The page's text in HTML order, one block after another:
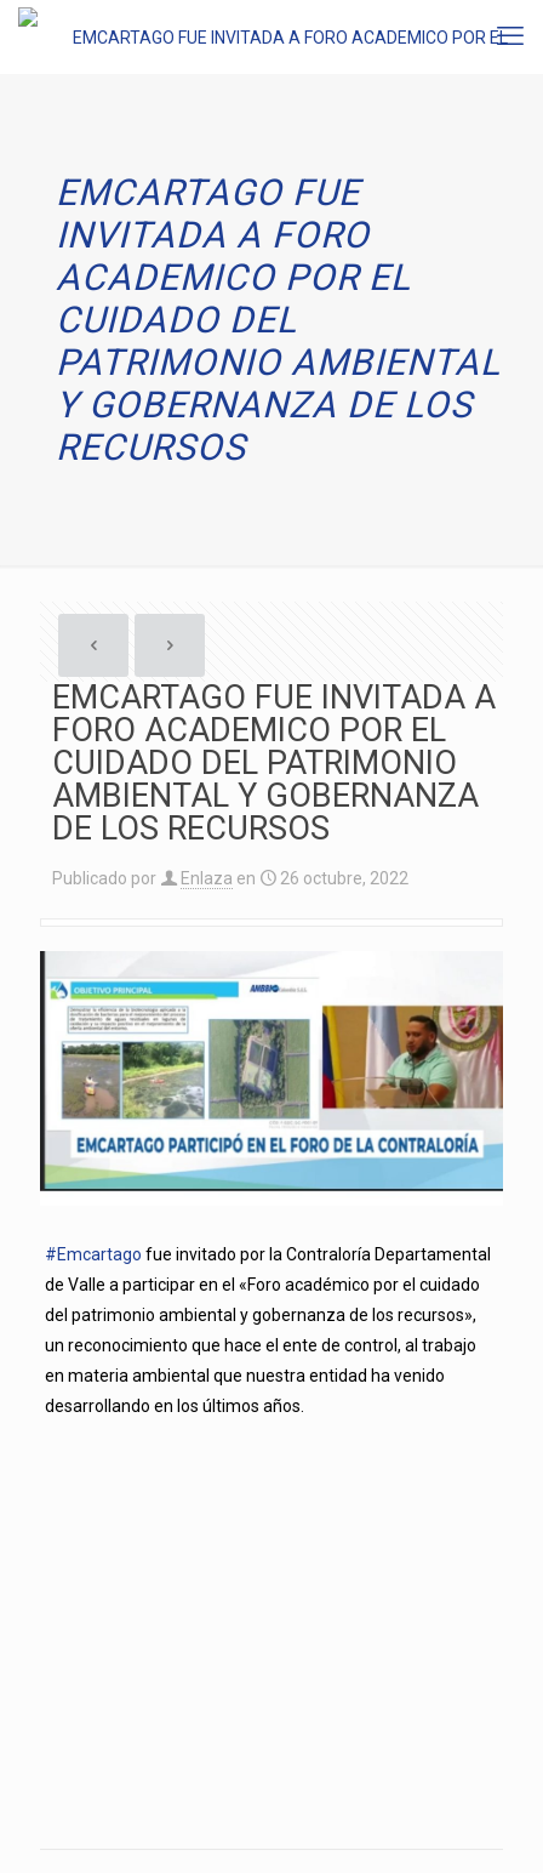
EMCARTAGO FUE
INVITADA A FORO
ACADEMICO POR EL
CUIDADO DEL
PATRIMONIO AMBIENTAL
Y GOBERNANZA DE LOS
RECURSOS
EMCARTAGO FUE INVITADA A
FORO ACADEMICO POR EL
CUIDADO DEL PATRIMONIO
AMBIENTAL Y GOBERNANZA
DE LOS RECURSOS
Publicado por Enlaza en 26 octubre, 2022
#Emcartago fue invitado por la Contraloría Departamental
de Valle a participar en el «Foro académico por el cuidado
del patrimonio ambiental y gobernanza de los recursos»,
un reconocimiento que hace el ente de control, al trabajo
en materia ambiental que nuestra entidad ha venido
desarrollando en los últimos años.